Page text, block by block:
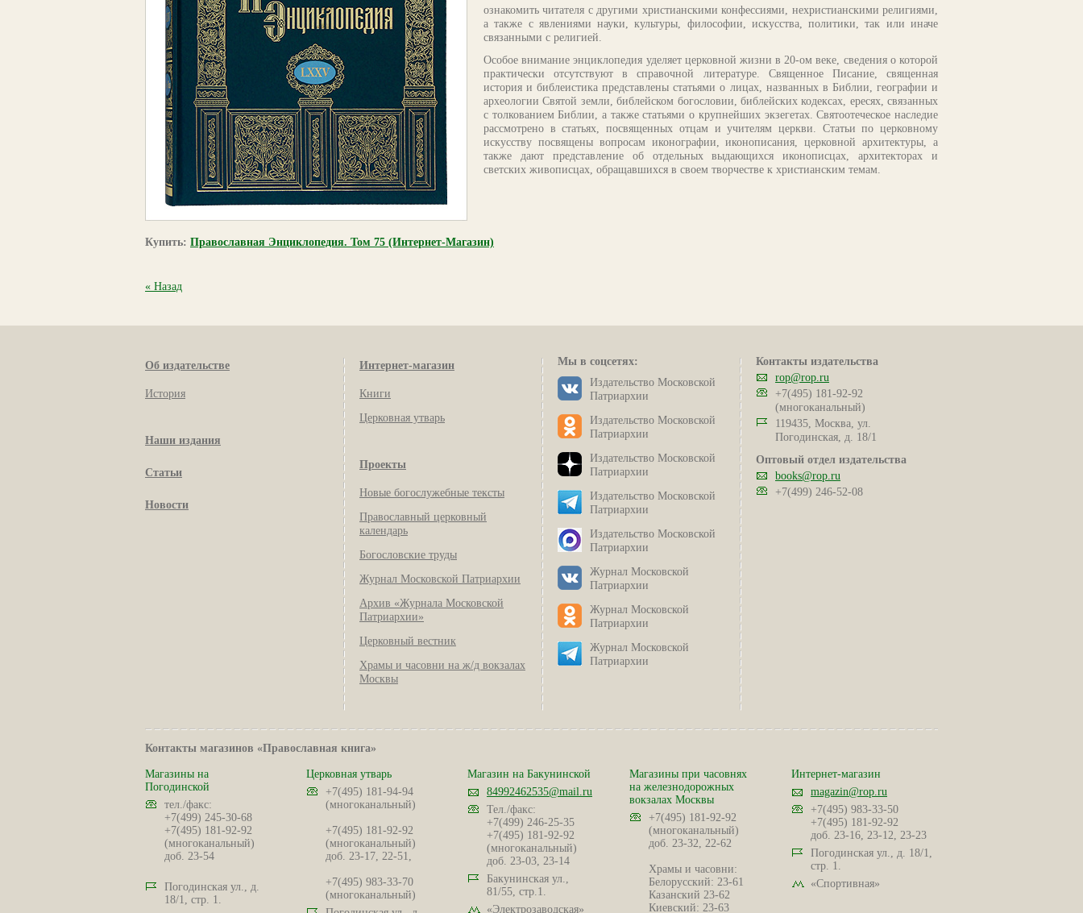
ознакомить читателя с другими христианскими конфессиями, нехристианскими религиями,
а также с явлениями науки, культуры, философии, искусства, политики, так или иначе
связанными с религией.
Особое внимание энциклопедия уделяет церковной жизни в 20-ом веке, сведения о которой
практически отсутствуют в справочной литературе. Священное Писание, священная
история и библеистика представлены статьями о лицах, названных в Библии, географии и
археологии Святой земли, библейском богословии, библейских кодексах, ересях, связанных
с толкованием Библии, а также статьями о крупнейших экзегетах. Святоотеческое наследие
рассмотрено в статьях, посвященных отцам и учителям церкви. Статьи по церковному
искусству посвящены вопросам иконографии, иконописания, церковной архитектуры, а
также дают представление об отдельных выдающихся иконописцах, архитекторах и
светских живописцах, обращавшихся в своем творчестве к христианским темам.
Купить: Православная Энциклопедия. Том 75 (Интернет-Магазин)
« Назад
Об издательстве
История
Наши издания
Статьи
Новости
Интернет-магазин
Книги
Церковная утварь
Проекты
Новые богослужебные тексты
Православный церковный
календарь
Богословские труды
Журнал Московской Патриархии
Архив «Журнала Московской
Патриархии»
Церковный вестник
Храмы и часовни на ж/д вокзалах
Москвы
Мы в соцсетях:
Издательство Московской
Патриархии
Издательство Московской
Патриархии
Издательство Московской
Патриархии
Издательство Московской
Патриархии
Издательство Московской
Патриархии
Журнал Московской
Патриархии
Журнал Московской
Патриархии
Журнал Московской
Патриархии
Контакты издательства
rop@rop.ru
+7(495) 181-92-92
(многоканальный)
119435, Москва, ул.
Погодинская, д. 18/1
Оптовый отдел издательства
books@rop.ru
+7(499) 246-52-08
Контакты магазинов «Православная книга»
Магазины на
Погодинской
тел./факс:
+7(499) 245-30-68
+7(495) 181-92-92
(многоканальный)
доб. 23-54
Погодинская ул., д.
18/1, стр. 1.
Церковная утварь
+7(495) 181-94-94
(многоканальный)
+7(495) 181-92-92
(многоканальный)
доб. 23-17, 22-51,
+7(495) 983-33-70
(многоканальный)
Магазин на Бакунинской
84992462535@mail.ru
Тел./факс:
+7(499) 246-25-35
+7(495) 181-92-92
(многоканальный)
доб. 23-03, 23-14
Бакунинская ул.,
81/55, стр.1.
«Электрозаводская»
Магазины при часовнях
на железнодорожных
вокзалах Москвы
+7(495) 181-92-92
(многоканальный)
доб. 23-32, 22-62
Храмы и часовни:
Белорусский: 23-61
Казанский 23-62
Киевский: 23-63
Интернет-магазин
magazin@rop.ru
+7(495) 983-33-50
+7(495) 181-92-92
доб. 23-16, 23-12, 23-23
Погодинская ул., д. 18/1,
стр. 1.
«Спортивная»